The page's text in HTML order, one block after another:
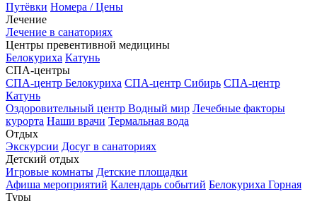
Путёвки Номера / Цены
Лечение
Лечение в санаториях
Центры превентивной медицины
Белокуриха Катунь
СПА-центры
СПА-центр Белокуриха СПА-центр Сибирь СПА-центр
Катунь
Оздоровительный центр Водный мир Лечебные факторы
курорта Наши врачи Термальная вода
Отдых
Экскурсии Досуг в санаториях
Детский отдых
Игровые комнаты Детские площадки
Афиша мероприятий Календарь событий Белокуриха Горная
Туры